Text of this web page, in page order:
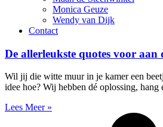
Monica Geuze
Wendy van Dijk
Contact
De allerleukste quotes voor aan
Wil jij die witte muur in je kamer een
idee hoe? Wij hebben dé oplossing, hang
Lees Meer »